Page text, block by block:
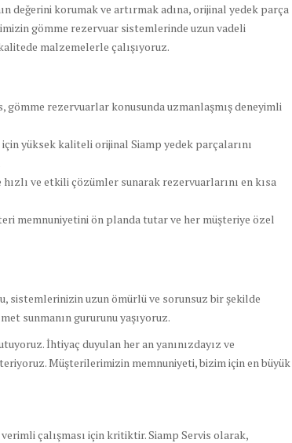
değerini korumak ve artırmak adına, orijinal yedek parça
gömme rezervuar sistemlerinde uzun vadeli
malzemelerle çalışıyoruz.
gömme rezervuarlar konusunda uzmanlaşmış deneyimli
yüksek kaliteli orijinal Siamp yedek parçalarını
ve etkili çözümler sunarak rezervuarlarını en kısa
memnuniyetini ön planda tutar ve her müşteriye özel
sistemlerinizin uzun ömürlü ve sorunsuz bir şekilde
sunmanın gururunu yaşıyoruz.
İhtiyaç duyulan her an yanınızdayız ve
Müşterilerimizin memnuniyeti, bizim için en büyük
çalışması için kritiktir. Siamp Servis olarak,